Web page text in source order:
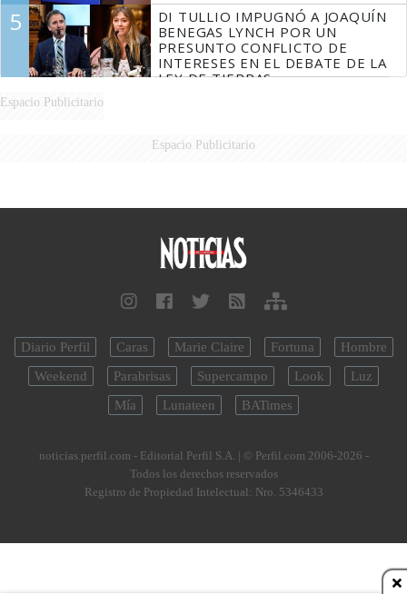
5
DI TULLIO IMPUGNÓ A JOAQUÍN
BENEGAS LYNCH POR UN
PRESUNTO CONFLICTO DE
INTERESES EN EL DEBATE DE LA
LEY DE TIERRAS
Espacio Publicitario
Espacio Publicitario
Diario Perfil Caras Marie Claire Fortuna
Hombre
Weekend
Parabrisas Supercampo Look
Luz
Mía
Lunateen BATimes
noticias.perfil.com - Editorial Perfil S.A. | © Perfil.com 2006-2026 -
Todos los derechos reservados
Registro de Propiedad Intelectual: Nro. 5346433